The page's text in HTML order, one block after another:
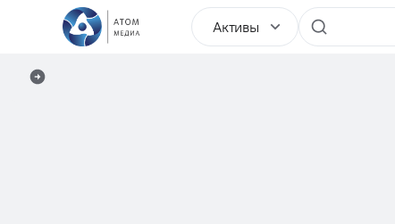
Активы